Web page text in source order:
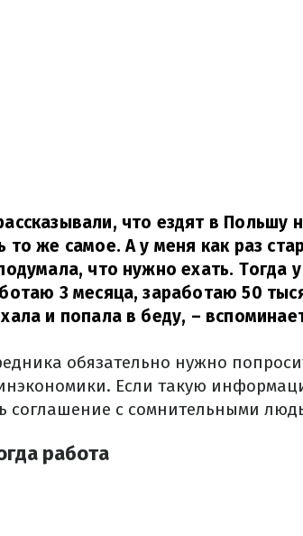
что ездят в Польшу
то же самое.А у меня как раз
что нужно ехать. Тогда
3 месяца, заработаю 50
и попала в беду, –
обязательно нужно
Если такую
соглашение с сомнительными
работа